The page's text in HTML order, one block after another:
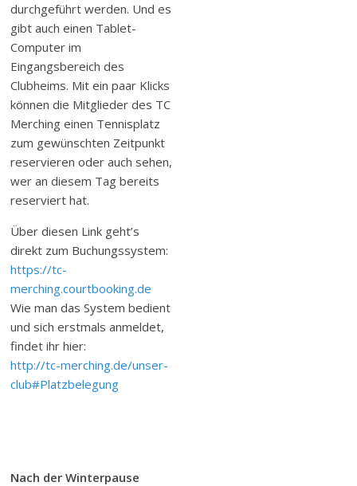
durchgeführt werden. Und es
gibt auch einen Tablet-
Computer im
Eingangsbereich des
Clubheims. Mit ein paar Klicks
können die Mitglieder des TC
Merching einen Tennisplatz
zum gewünschten Zeitpunkt
reservieren oder auch sehen,
wer an diesem Tag bereits
reserviert hat.
Über diesen Link geht’s
direkt zum Buchungssystem:
https://tc-
merching.courtbooking.de
Wie man das System bedient
und sich erstmals anmeldet,
findet ihr hier:
http://tc-merching.de/unser-
club#Platzbelegung
Nach der Winterpause